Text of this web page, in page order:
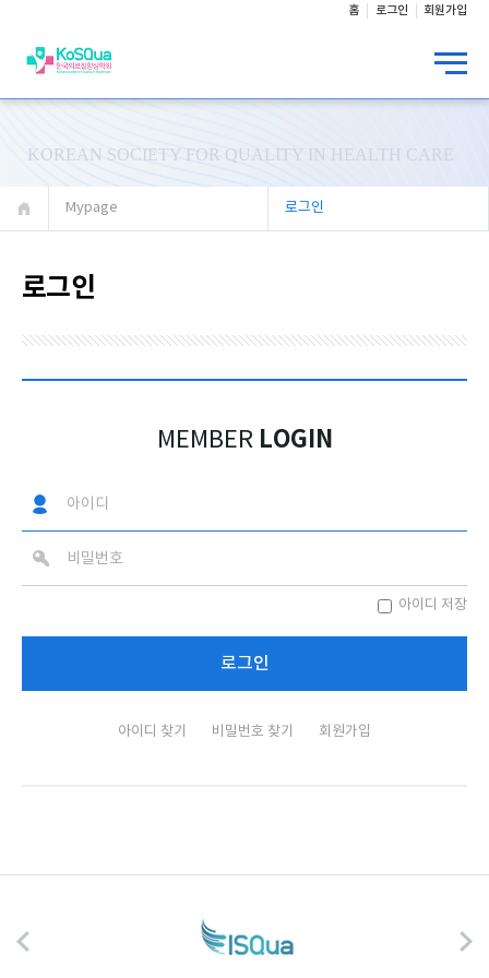
홈 로그인 회원가입
KOREAN SOCIETY FOR QUALITY IN HEALTH CARE
Mypage 로그인
로그인
MEMBER LOGIN
아이디 저장
아이디 찾기 비밀번호 찾기 회원가입